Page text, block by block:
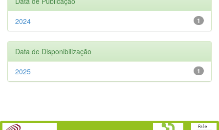
1
2024
Data de Disponibilização
1
2025